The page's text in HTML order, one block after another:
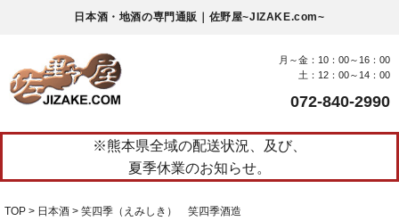
日本酒・地酒の専門通販｜佐野屋~JIZAKE.com~
月～金：10：00～16：00
土：12：00～14：00
072-840-2990
※熊本県全域の配送状況、及び、
夏季休業のお知らせ。
TOP 日本酒
笑四季（えみしき） 笑四季酒造